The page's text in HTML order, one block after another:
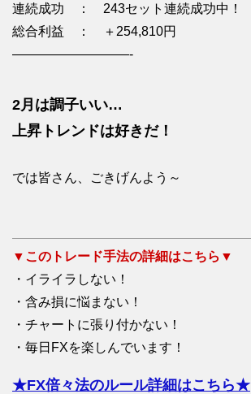
連続成功 ： 243セット連続成功中！
総合利益 ： ＋254,810円
—————————-
2月は調子いい…
上昇トレンドは好きだ！
では皆さん、ごきげんよう～
▼このトレード手法の詳細はこちら▼
・イライラしない！
・含み損に悩まない！
・チャートに張り付かない！
・毎日FXを楽しんでいます！
★FX倍々法のルール詳細はこちら★